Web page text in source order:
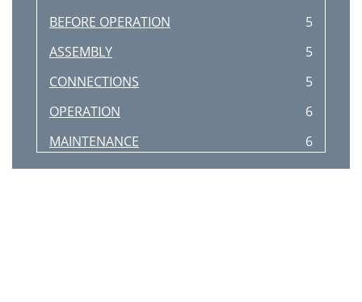
BEFORE OPERATION
5
ASSEMBLY
5
CONNECTIONS
5
OPERATION
6
MAINTENANCE
6
AUDACITY SOFTWARE OVERVIEW
8